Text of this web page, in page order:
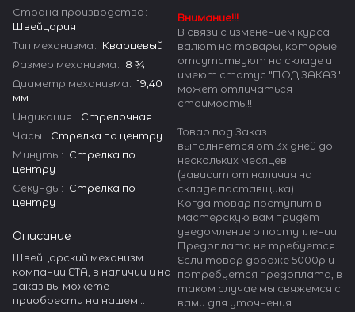
Страна производства:
Швейцария
Тип механизма: Кварцевый
Размер механизма: 8 ¾
Диаметр механизма: 19,40
мм
Индикация: Стрелочная
Часы: Стрелка по центру
Минуты: Стрелка по
центру
Секунды: Стрелка по
центру
Описание
Швейцарский механизм
компании ETA, в наличии и на
заказ вы можете
приобрести на нашем
Внимание!!!
В связи с изменением курса
валют на товары, которые
отсутствуют на складе и
имеют статус "ПОД ЗАКАЗ"
может отличаться
стоимость!!!
Товар под Заказ
выполняется от 3х дней до
нескольких месяцев
(зависит от наличия на
складе поставщика)
Когда товар поступит в
мастерскую вам придёт
уведомление о поступлении.
Предоплата не требуется.
Если товар дороже 5000р и
потребуется предоплата, в
таком случае мы свяжемся с
вами для уточнения